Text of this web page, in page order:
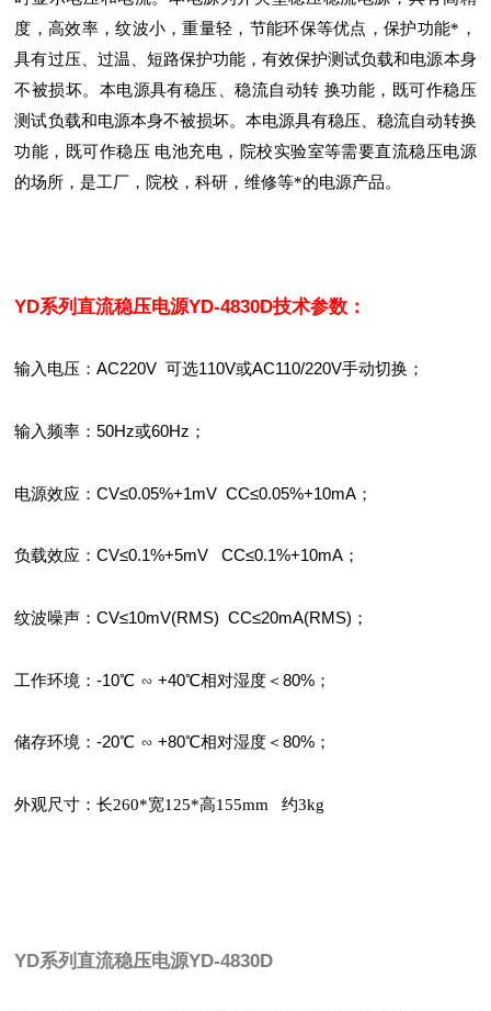
度，高效率，纹波小，重量轻，节能环保等优点，保护功能*，
具有过压、过温、短路保护功能，有效保护测试负载和电源本身
不被损坏。本电源具有稳压、稳流自动转 换功能，既可作稳压
测试负载和电源本身不被损坏。本电源具有稳压、稳流自动转换
功能，既可作稳压 电池充电，院校实验室等需要直流稳压电源
的场所，是工厂，院校，科研，维修等*的电源产品。
YD系列直流稳压电源YD-4830D技术参数：
输入电压：AC220V 可选110V或AC110/220V手动切换；
输入频率：50Hz或60Hz；
电源效应：CV≤0.05%+1mV CC≤0.05%+10mA；
负载效应：CV≤0.1%+5mV CC≤0.1%+10mA；
纹波噪声：CV≤10mV(RMS) CC≤20mA(RMS)；
工作环境：-10℃ ∽ +40℃相对湿度＜80%；
储存环境：-20℃ ∽ +80℃相对湿度＜80%；
外观尺寸：长260*宽125*高155mm 约3kg
YD系列直流稳压电源YD-4830D